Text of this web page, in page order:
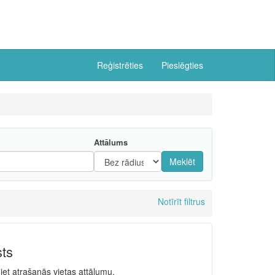
Reģistrēties Pieslēgties
Attālums
Meklēt
Notīrīt filtrus
atrašanās vietas attālumu.